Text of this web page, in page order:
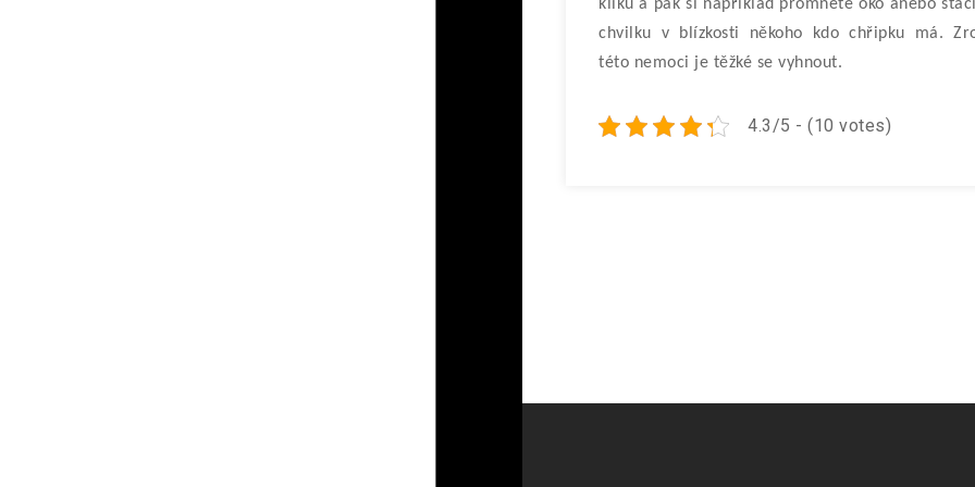
kliku a pak si například promnete oko anebo
chvilku v blízkosti někoho kdo chřipku má.
této nemoci je těžké se vyhnout.
4.3/5 - (10 votes)